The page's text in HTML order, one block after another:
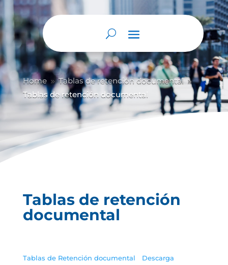
Abrir barra de herramientas
Home 9 Tablas de retención documental 9
Tablas de retención documental
Tablas de retención
documental
Tablas de Retención documental
Descarga